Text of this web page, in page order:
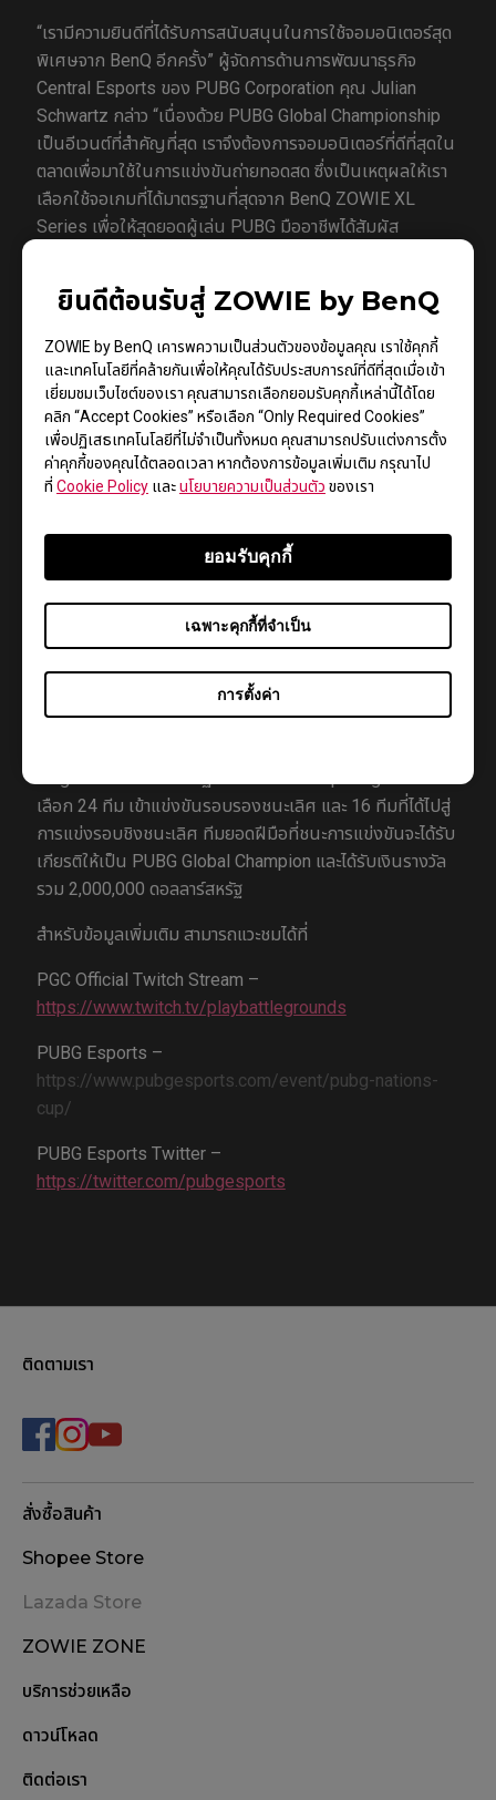
ยินดีต้อนรับสู่ ZOWIE by BenQ
ZOWIE by BenQ เคารพความเป็นส่วนตัวของข้อมูลคุณ เราใช้คุกกี้
และเทคโนโลยีที่คล้ายกันเพื่อให้คุณได้รับประสบการณ์ที่ดีที่สุดเมื่อเข้า
เยี่ยมชมเว็บไซต์ของเรา คุณสามารถเลือกยอมรับคุกกี้เหล่านี้ได้โดย
คลิก “Accept Cookies” หรือเลือก “Only Required Cookies”
เพื่อปฏิเสธเทคโนโลยีที่ไม่จำเป็นทั้งหมด คุณสามารถปรับแต่งการตั้ง
ค่าคุกกี้ของคุณได้ตลอดเวลา หากต้องการข้อมูลเพิ่มเติม กรุณาไป
ที่ Cookie Policy และนโยบายความเป็นส่วนตัว ของเรา
การตั้งค่า
เฉพาะคุกกี้ที่จำเป็น
ยอมรับคุกกี้
“เรามีความยินดีที่ได้รับการสนับสนุนในการใช้จอมอนิเตอร์สุด
พิเศษจาก BenQ อีกครั้ง” ผู้จัดการด้านการพัฒนาธุรกิจ
Central Esports ของ PUBG Corporation คุณ Julian
Schwartz กล่าว “เนื่องด้วย PUBG Global Championship
เป็นอีเวนต์ที่สำคัญที่สุด เราจึงต้องการจอมอนิเตอร์ที่ดีที่สุดใน
ตลาดเพื่อมาใช้ในการแข่งขันถ่ายทอดสด ซึ่งเป็นเหตุผลให้เรา
เลือกใช้จอเกมที่ได้มาตรฐานที่สุดจาก BenQ ZOWIE XL
Series เพื่อให้สุดยอดผู้เล่น PUBG มืออาชีพได้สัมผัส
นอกจากจอมอนิเตอร์ ZOWIE XL2546 จะมี refresh rate สูง
เทคโนโลยี DyAc ที่จะนำเสนอภาพเคลื่อนไหวได้อย่างชัดเจน
และยังมีอีกสองคุณลักษณะสำคัญที่ได้รับความนิยมที่สุดจาก
บรรดาผู้เล่น PUBG ซึ่งก็คือ Black eQualizer และ Color
Vibrance ที่สามารถช่วยเพิ่มประสิทธิภาพในการเล่นเกม
PUBG ให้ยอดเยี่ยมยิ่งขึ้น โดยเพิ่มความชัดเจนในการมองเห็น
ให้ผู้เล่นจะสามารถมองเห็นศัตรูได้ง่ายยิ่งขึ้น และสามารถปรับ
การแข่งขันนี้ได้จัดขึ้นในช่วงสุดสัปดาห์ เริ่มจากการแข่งขัน
ชนะเลิศ (15 – 17 พฤศจิกายน) ที่ OGN Super Arena แมน
ฮัตตันบีช, แคลิฟอร์เนีย ทีม PUBG ที่ทำได้ดีที่สุดจะแข่งขันใน
รอบปิดฤดูกาล การแข่งรอบชิงแชมป์ชนะเลิศ (23 – 24
พฤศจิกายน) ที่ Oakland Arena โอ๊กแลนด์, แคลิฟอร์เนีย
เลือก 24 ทีม เข้าแข่งขันรอบรองชนะเลิศ และ 16 ทีมที่ได้ไปสู่
การแข่งรอบชิงชนะเลิศ ทีมยอดฝีมือที่ชนะการแข่งขันจะได้รับ
เกียรติให้เป็น PUBG Global Champion และได้รับเงินรางวัล
รวม 2,000,000 ดอลลาร์สหรัฐ
สำหรับข้อมูลเพิ่มเติม สามารถแวะชมได้ที่
PGC Official Twitch Stream –
https://www.twitch.tv/playbattlegrounds
PUBG Esports –
https://www.pubgesports.com/event/pubg-nations-
cup/
PUBG Esports Twitter –
https://twitter.com/pubgesports
ติดตามเรา
สั่งซื้อสินค้า
Shopee Store
Lazada Store
ZOWIE ZONE
บริการช่วยเหลือ
ดาวน์โหลด
ติดต่อเรา